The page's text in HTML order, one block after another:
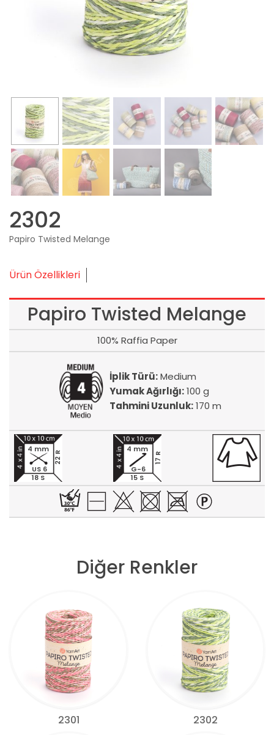
2302
Papiro Twisted Melange
Ürün Özellikleri
Papiro Twisted Melange
100% Raffia Paper
İplik Türü:Medium
Yumak Ağırlığı:100 g
Tahmini Uzunluk:170 m
18 S
22 R
4 mm
US 6
15 S
17 R
4 mm
G-6
Diğer Renkler
2301 2302